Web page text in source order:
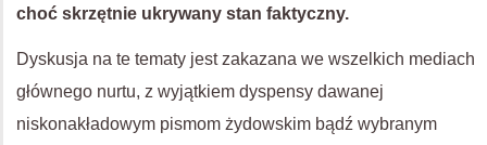
choć skrzętnie ukrywany stan faktyczny.
Dyskusja na te tematy jest zakazana we wszelkich mediach
głównego nurtu, z wyjątkiem dyspensy dawanej
niskonakładowym pismom żydowskim bądź wybranym